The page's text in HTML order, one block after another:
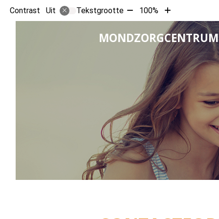
Contrast Uit Tekstgrootte Tekst
verkleinen
10%
100%
Tekst
vergroten
met
10%